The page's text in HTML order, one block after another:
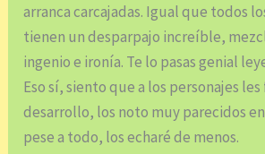
arranca carcajadas. Igual que todos
tienen un desparpajo increíble,
ingenio e ironía. Te lo pasas genial
Eso sí, siento que a los personajes
desarrollo, los noto muy parecidos
pese a todo, los echaré de menos.